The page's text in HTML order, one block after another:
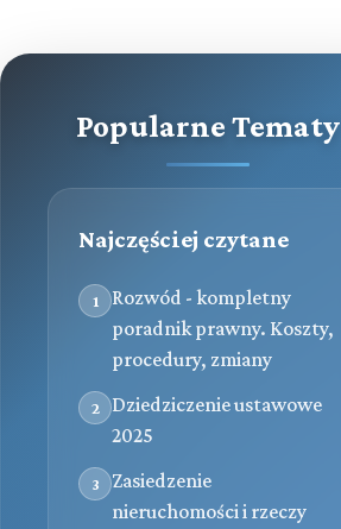
Popularne Tematy
Najczęściej czytane
1
Rozwód - kompletny
poradnik prawny. Koszty,
procedury, zmiany
2
Dziedziczenie ustawowe
2025
3
Zasiedzenie
nieruchomości i rzeczy